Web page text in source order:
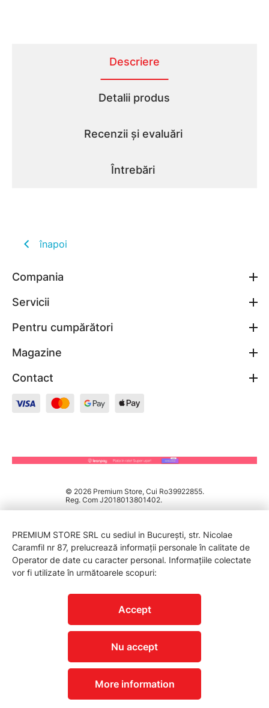
Descriere
Detalii produs
Recenzii și evaluări
Întrebări
înapoi
Compania
Servicii
Pentru cumpărători
Magazine
Contact
© 2026 Premium Store, Cui Ro39922855.
Reg. Com J2018013801402.
PREMIUM STORE SRL cu sediul in București, str. Nicolae
Caramfil nr 87, prelucrează informații personale în calitate de
Operator de date cu caracter personal. Informațiile colectate
vor fi utilizate în următoarele scopuri:
Accept
Nu accept
More information